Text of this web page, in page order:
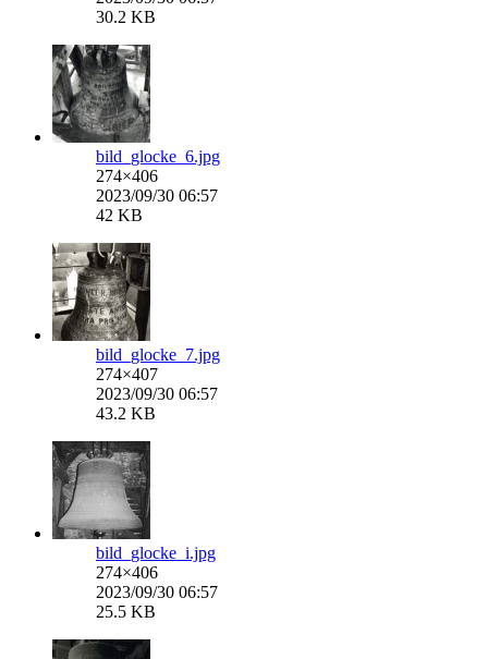
30.2 KB
bild_glocke_6.jpg
274×406
2023/09/30 06:57
42 KB
bild_glocke_7.jpg
274×407
2023/09/30 06:57
43.2 KB
bild_glocke_i.jpg
274×406
2023/09/30 06:57
25.5 KB